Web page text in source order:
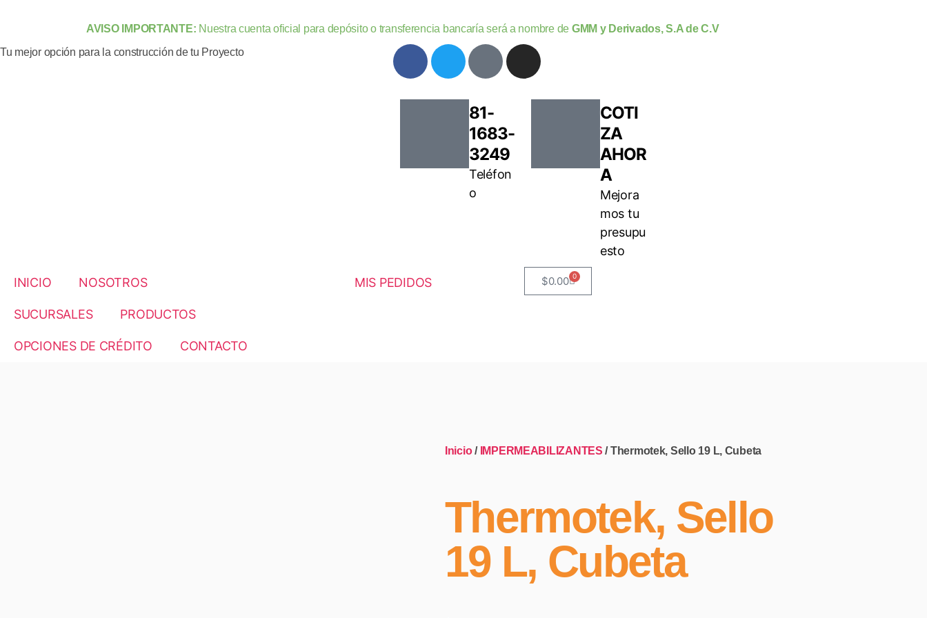
AVISO IMPORTANTE: Nuestra cuenta oficial para depósito o transferencia bancaría será a nombre de GMM y Derivados, S.A de C.V
Tu mejor opción para la construcción de tu Proyecto
81-
1683-
3249
Teléfon
o
COTI
ZA
AHOR
A
Mejora
mos tu
presupu
esto
INICIO NOSOTROS
SUCURSALES PRODUCTOS
OPCIONES DE CRÉDITO CONTACTO
MIS PEDIDOS $0.00 0
Inicio/ IMPERMEABILIZANTES / Thermotek, Sello 19 L, Cubeta
Thermotek, Sello
19 L, Cubeta